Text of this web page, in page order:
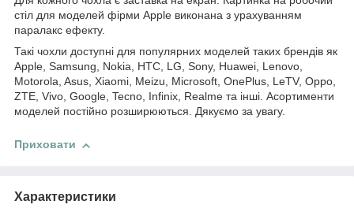
стіл для моделей фірми Apple виконана з урахуванням
паралакс ефекту.
Такі чохли доступні для популярних моделей таких брендів як
Apple, Samsung, Nokia, HTC, LG, Sony, Huawei, Lenovo,
Motorola, Asus, Xiaomi, Meizu, Microsoft, OnePlus, LeTV, Oppo,
ZTE, Vivo, Google, Tecno, Infinix, Realme та інші. Асортименти
моделей постійно розширюються. Дякуємо за увагу.
Приховати
Характеристики